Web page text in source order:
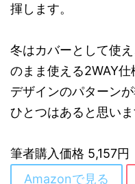
揮します。
冬はカバーとして使
のまま使える2WAY仕
デザインのパターン
ひとつはあると思いま
筆者購入価格 5,157円
Amazonで見る